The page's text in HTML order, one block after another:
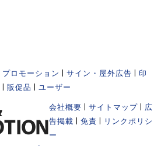
プロモーション サイン・屋外広告
印
販促品 ユーザー
会社概要 サイトマップ
広
告掲載
免責
リンクポリシ
ー